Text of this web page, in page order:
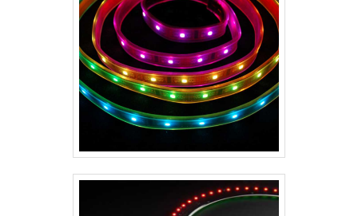
bateria ou el.